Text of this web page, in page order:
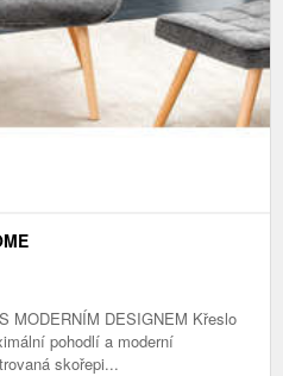
MODERNÍM DESIGNEM Křeslo
pohodlí a moderní
skořepi...